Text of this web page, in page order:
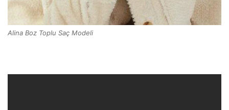
Alina Boz Toplu Saç Modeli